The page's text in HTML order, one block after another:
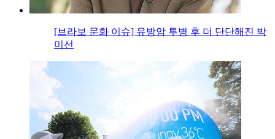
[브라보 문화 이슈] 유방암 투병 후 더 단단해진 박
미선